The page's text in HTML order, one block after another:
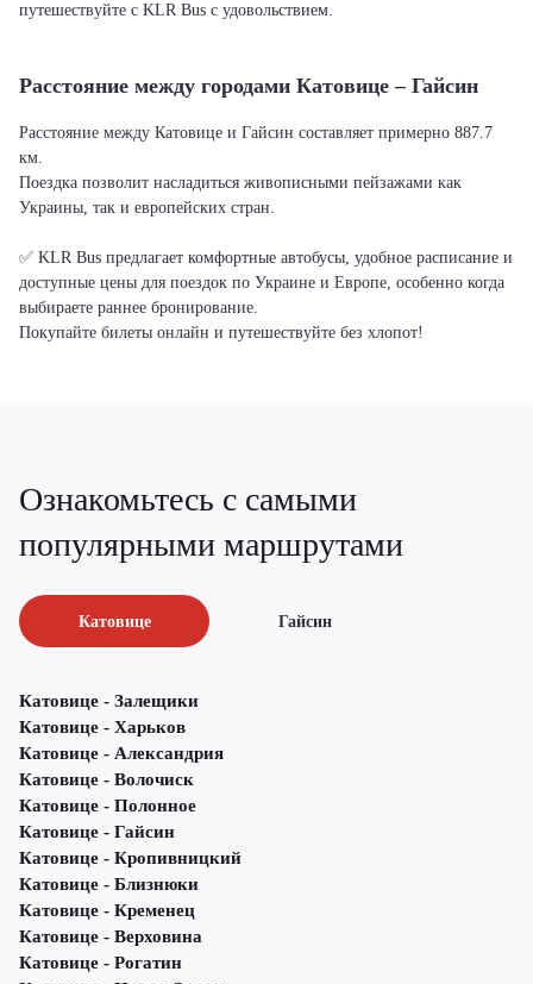
путешествуйте с KLR Bus с удовольствием.
Расстояние между городами Катовице – Гайсин
Расстояние между Катовице и Гайсин составляет примерно 887.7
км.
Поездка позволит насладиться живописными пейзажами как
Украины, так и европейских стран.
✅ KLR Bus предлагает комфортные автобусы, удобное расписание и
доступные цены для поездок по Украине и Европе, особенно когда
выбираете раннее бронирование.
Покупайте билеты онлайн и путешествуйте без хлопот!
Ознакомьтесь с самыми
популярными маршрутами
Катовице Гайсин
Катовице - Залещики
Катовице - Харьков
Катовице - Александрия
Катовице - Волочиск
Катовице - Полонное
Катовице - Гайсин
Катовице - Кропивницкий
Катовице - Близнюки
Катовице - Кременец
Катовице - Верховина
Катовице - Рогатин